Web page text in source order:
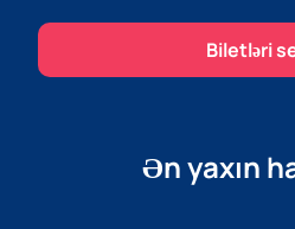
Biletləri
Ən yaxın